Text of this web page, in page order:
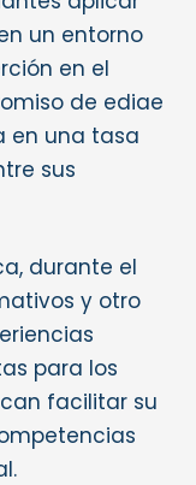
un entorno
en el
de ediae
en una tasa
sus
durante el
y otro
para los
facilitar su